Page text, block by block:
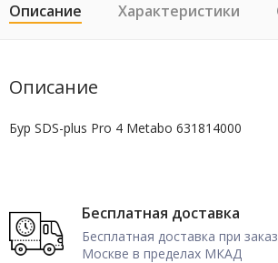
Описание Характеристики
Описание
Бур SDS-plus Pro 4 Metabo 631814000
Бесплатная доставка
Бесплатная доставка при
Москве в пределах МКАД